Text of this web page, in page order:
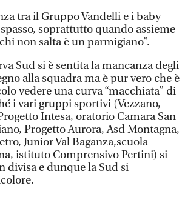
tra il Gruppo Vandelli e i baby
soprattutto quando assieme
non salta è un parmigiano”.
Sud si è sentita la mancanza degli
alla squadra ma è pur vero che è
vedere una curva “macchiata” di
i vari gruppi sportivi (Vezzano,
Intesa, oratorio Camara San
Progetto Aurora, Asd Montagna,
Junior Val Baganza,scuola
istituto Comprensivo Pertini) si
divisa e dunque la Sud si